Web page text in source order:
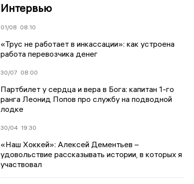
Интервью
01/08 08:10
«Трус не работает в инкассации»: как устроена
работа перевозчика денег
30/07 08:00
Партбилет у сердца и вера в Бога: капитан 1-го
ранга Леонид Попов про службу на подводной
лодке
30/04 19:30
«Наш Хоккей»: Алексей Дементьев –
удовольствие рассказывать истории, в которых я
участвовал